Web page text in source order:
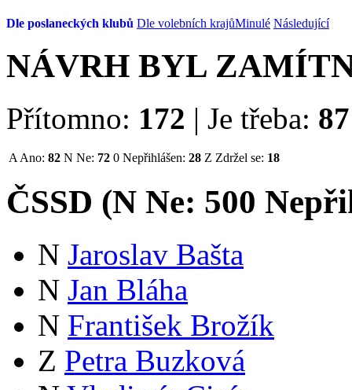
Dle poslaneckých klubů Dle volebních krajůMinulé Následující
NÁVRH BYL
Přítomno: 172 | Je třeba: 87
A Ano: 82 N Ne: 72 0 Nepřihlášen: 28 Z Zdržel se: 18
ČSSD (N Ne: 500
N Jaroslav Bašta
N Jan Bláha
N František Brožík
Z Petra Buzková